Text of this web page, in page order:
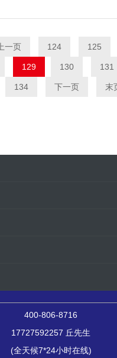
上一页 124 125
129 130 131
134 下一页 末
400-806-8716
17727592257 丘先生
(全天候7*24小时在线)